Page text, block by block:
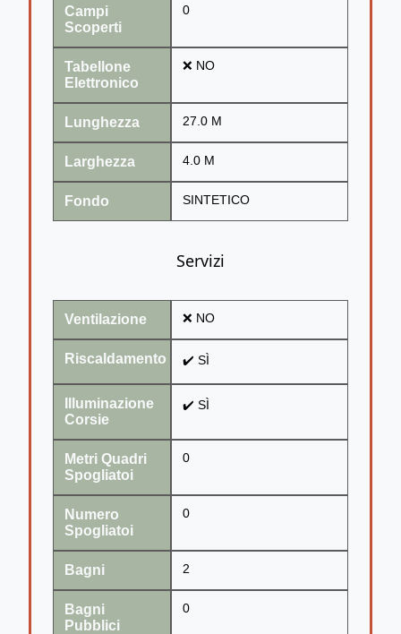
Campi
Scoperti
0
Tabellone
Elettronico
❌ NO
Lunghezza 27.0 M
Larghezza 4.0 M
Fondo SINTETICO
Servizi
Ventilazione ❌ NO
Riscaldamento ✔️ SÌ
Illuminazione
Corsie
✔️ SÌ
Metri Quadri
Spogliatoi
0
Numero
Spogliatoi
0
Bagni 2
Bagni
Pubblici
0